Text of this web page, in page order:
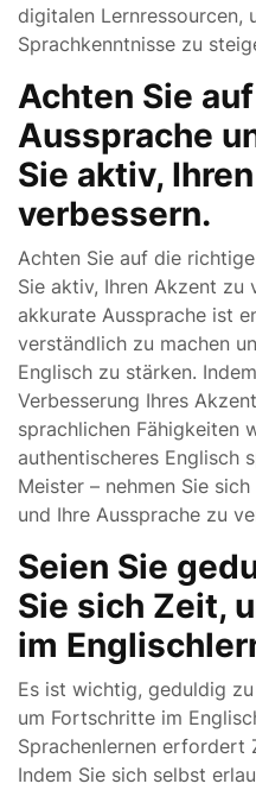
digitalen
Sprachkenntnisse zu
Achten Sie
Aussprache
Sie aktiv,
verbessern.
Achten Sie auf die
Sie aktiv, Ihren Akzent zu
akkurate Aussprache ist
verständlich zu machen
Englisch zu stärken.
Verbesserung Ihres
sprachlichen Fähigkeiten
authentischeres Englisch
Meister – nehmen Sie
und Ihre Aussprache zu
Seien Sie
Sie sich Zeit,
im
Es ist wichtig, geduldig
um Fortschritte im
Sprachenlernen erfordert
Indem Sie sich selbst